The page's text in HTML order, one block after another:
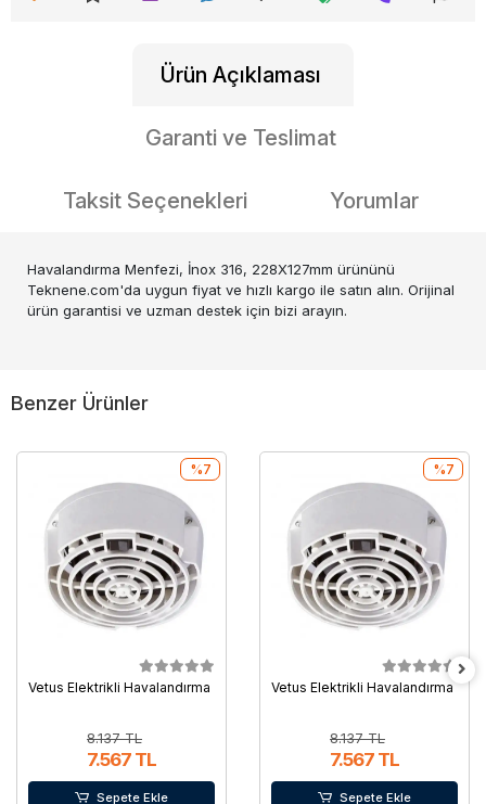
Ürün Açıklaması
Garanti ve Teslimat
Taksit Seçenekleri Yorumlar
Havalandırma Menfezi, İnox 316, 228X127mm ürününü
Teknene.com'da uygun fiyat ve hızlı kargo ile satın alın. Orijinal
ürün garantisi ve uzman destek için bizi arayın.
Benzer Ürünler
Vetus Elektrikli Havalandırma
8.137 TL
7.567 TL
%7
Sepete Ekle
Vetus Elektrikli Havalandırma
8.137 TL
7.567 TL
%7
Sepete Ekle